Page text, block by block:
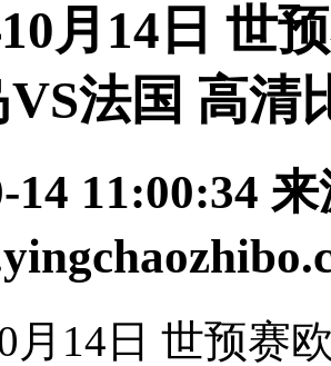
月14日 世
法国 高清
14 11:00:34 来
月14日 世预赛